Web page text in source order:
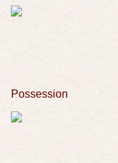
Possession